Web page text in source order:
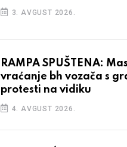
3. AVGUST 2026.
RAMPA SPUŠTENA:
vraćanje bh vozača s
protesti na vidiku
4. AVGUST 2026.